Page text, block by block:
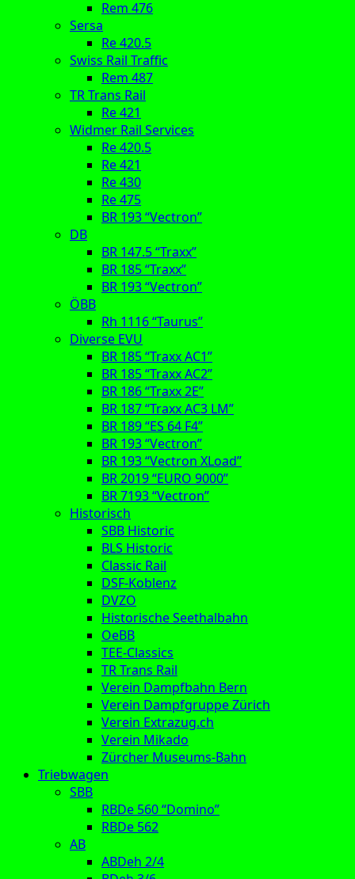
Rem 476
Sersa
Re 420.5
Swiss Rail Traffic
Rem 487
TR Trans Rail
Re 421
Widmer Rail Services
Re 420.5
Re 421
Re 430
Re 475
BR 193 “Vectron”
DB
BR 147.5 “Traxx”
BR 185 “Traxx”
BR 193 “Vectron”
ÖBB
Rh 1116 “Taurus”
Diverse EVU
BR 185 “Traxx AC1”
BR 185 “Traxx AC2”
BR 186 “Traxx 2E”
BR 187 “Traxx AC3 LM”
BR 189 “ES 64 F4”
BR 193 “Vectron”
BR 193 “Vectron XLoad”
BR 2019 “EURO 9000”
BR 7193 “Vectron”
Historisch
SBB Historic
BLS Historic
Classic Rail
DSF-Koblenz
DVZO
Historische Seethalbahn
OeBB
TEE-Classics
TR Trans Rail
Verein Dampfbahn Bern
Verein Dampfgruppe Zürich
Verein Extrazug.ch
Verein Mikado
Zürcher Museums-Bahn
Triebwagen
SBB
RBDe 560 “Domino”
RBDe 562
AB
ABDeh 2/4